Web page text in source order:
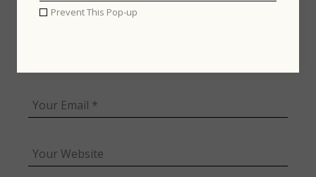
Prevent This Pop-up